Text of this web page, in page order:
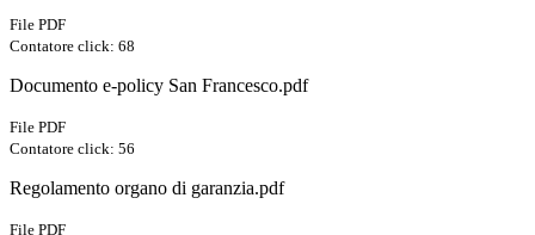
File PDF
Contatore click: 68
Documento e-policy San Francesco.pdf
File PDF
Contatore click: 56
Regolamento organo di garanzia.pdf
File PDF